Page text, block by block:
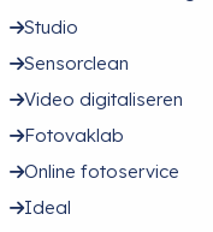
Studio
Sensorclean
Video digitaliseren
Fotovaklab
Online fotoservice
Ideal